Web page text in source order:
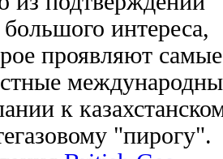
большого интереса,
проявляют самые
к
"пирогу".